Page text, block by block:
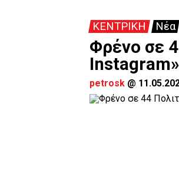
ΚΕΝΤΡΙΚΗ Νέα
Φρένο σε
Instagram»
petrosk @